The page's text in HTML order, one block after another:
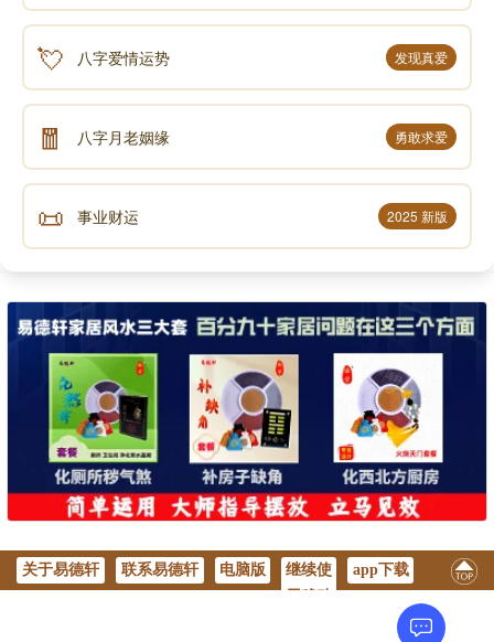
💘 八字爱情运势 发现真爱
🧧 八字月老姻缘 勇敢求爱
📜 事业财运 2025 新版
关于易德轩 联系易德轩 电脑版
继续使
app下载